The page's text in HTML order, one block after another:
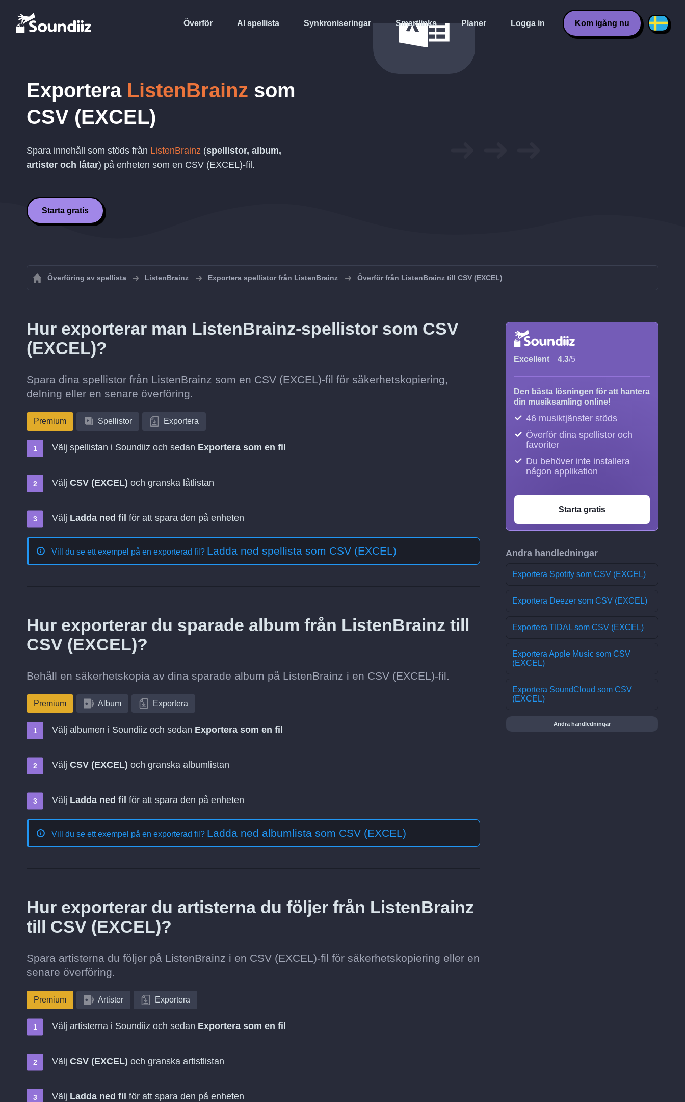
Överför AI spellista Synkroniseringar Smartlinks Planer Logga in Kom igång nu
Exportera ListenBrainz som
CSV (EXCEL)
Spara innehåll som stöds från ListenBrainz (spellistor, album,
artister och låtar) på enheten som en CSV (EXCEL)-fil.
Starta gratis
Överföring av spellista ListenBrainz Exportera spellistor från ListenBrainz Överför från ListenBrainz till CSV (EXCEL)
Hur exporterar man ListenBrainz-spellistor som CSV
(EXCEL)?
Spara dina spellistor från ListenBrainz som en CSV (EXCEL)-fil för säkerhetskopiering,
delning eller en senare överföring.
Premium Spellistor Exportera
Välj spellistan i Soundiiz och sedan Exportera som en fil
Välj CSV (EXCEL) och granska låtlistan
Välj Ladda ned fil för att spara den på enheten
Vill du se ett exempel på en exporterad fil? Ladda ned spellista som CSV (EXCEL)
Hur exporterar du sparade album från ListenBrainz till
CSV (EXCEL)?
Behåll en säkerhetskopia av dina sparade album på ListenBrainz i en CSV (EXCEL)-fil.
Premium Album Exportera
Välj albumen i Soundiiz och sedan Exportera som en fil
Välj CSV (EXCEL) och granska albumlistan
Välj Ladda ned fil för att spara den på enheten
Vill du se ett exempel på en exporterad fil? Ladda ned albumlista som CSV (EXCEL)
Hur exporterar du artisterna du följer från ListenBrainz
till CSV (EXCEL)?
Spara artisterna du följer på ListenBrainz i en CSV (EXCEL)-fil för säkerhetskopiering eller en
senare överföring.
Premium Artister Exportera
Välj artisterna i Soundiiz och sedan Exportera som en fil
Välj CSV (EXCEL) och granska artistlistan
Välj Ladda ned fil för att spara den på enheten
Excellent 4.3/5
Den bästa lösningen för att hantera
din musiksamling online!
46 musiktjänster stöds
Överför dina spellistor och
favoriter
Du behöver inte installera
någon applikation
Starta gratis
Andra handledningar
Exportera Spotify som CSV (EXCEL)
Exportera Deezer som CSV (EXCEL)
Exportera TIDAL som CSV (EXCEL)
Exportera Apple Music som CSV
(EXCEL)
Exportera SoundCloud som CSV
(EXCEL)
Andra handledningar